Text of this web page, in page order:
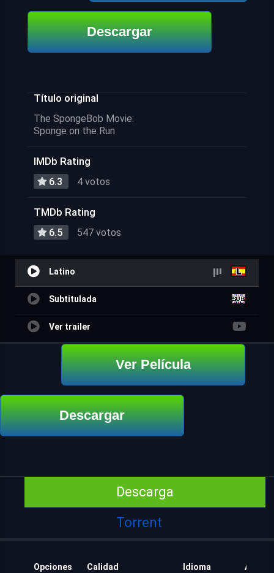
Descargar
Título original
The SpongeBob Movie:
Sponge on the Run
IMDb Rating
6.3 4 votos
TMDb Rating
6.5 547 votos
Latino
Subtitulada
Ver trailer
Ver Película
Descargar
Descarga
Torrent
Opciones Calidad Idioma